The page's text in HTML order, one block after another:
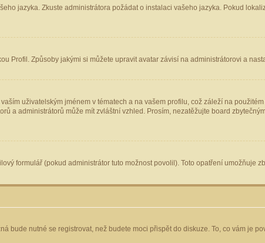
jazyka. Zkuste administrátora požádat o instalaci vašeho jazyka. Pokud
Profil. Způsoby jakými si můžete upravit avatar závisí na administrátorovi a
uživatelským jménem v tématech a na vašem profilu, což záleží na
a administrátorů může mít zvláštní vzhled. Prosím, nezatěžujte board
formulář (pokud administrátor tuto možnost povolil). Toto opatření umožňuje
bude nutné se registrovat, než budete moci přispět do diskuze. To, co vám je